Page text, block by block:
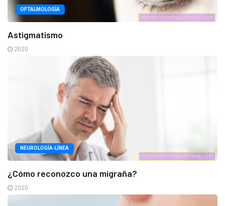
OFTALMOLOGÍA
Astigmatismo
2020
NEUROLOGÍA-LÍNEA
¿Cómo reconozco una migraña?
2020